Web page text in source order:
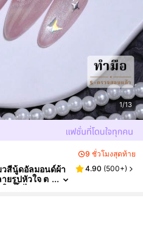
1/13
9 ชั่วโมงสุดท้าย
วสีนู้ดอัลมอนด์ผ้า
ยรูปหัวใจ ต
4.90 (500+)